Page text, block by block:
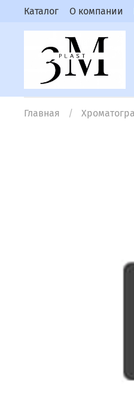
Каталог О компании
Главная